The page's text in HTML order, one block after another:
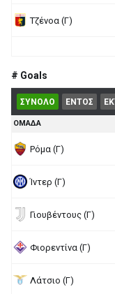
Τζένοα (Γ)
# Goals
ΣΥΝΟΛΟ ΕΝΤΟΣ
ΟΜΑΔΑ
Ρόμα (Γ)
Ίντερ (Γ)
Γιουβέντους (Γ)
Φιορεντίνα (Γ)
Λάτσιο (Γ)